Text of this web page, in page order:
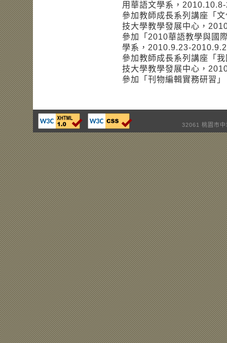
用華語文學系，
參加教師成長系列講座「
技大學教學發展中心，
參加「2010華語教學與國
學系，2010.9.23-
參加教師成長系列講座「
技大學教學發展中心，
參加「刊物編輯實務研習
32061 桃園市